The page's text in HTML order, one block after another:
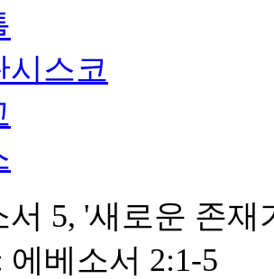
시스코
서 5, '새로운 존재
에베소서 2:1-5